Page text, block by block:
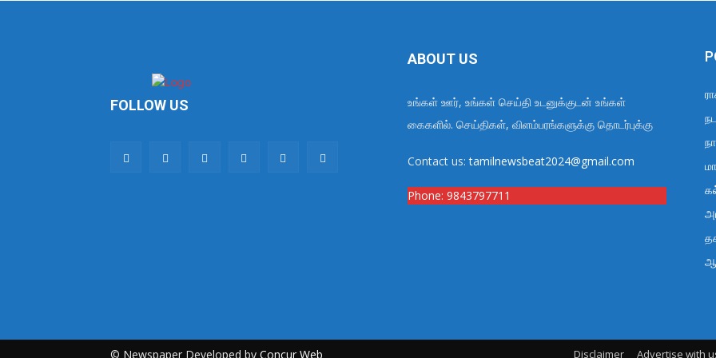
FOLLOW US
ABOUT US
உங்கள் ஊர், உங்கள் செய்தி உடனுக்குடன் உங்கள்
கைகளில். செய்திகள், விளம்பரங்களுக்கு தொடர்புக்கு
Contact us:tamilnewsbeat2024@gmail.com
Phone: 9843797711
© Newspaper Developed by Concur Web Disclaimer Advertise with